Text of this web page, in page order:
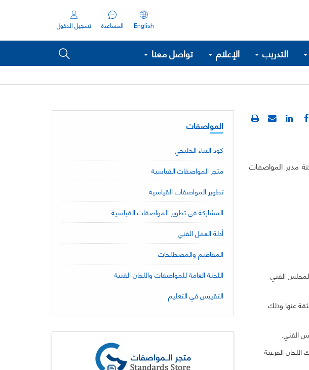
English المساعدة تسجيل الدخول
التدريب الإعلام تواصل معنا
مدير المواصفات
الفني
عنها وذلك
الفني.
الفرعية
المواصفات
كود البناء الخليجي
متجر المواصفات القياسية
تطوير المواصفات القياسية
المشاركة في تطوير المواصفات القياسية
أدلة العمل الفني
المفاهيم والمصطلحات
اللجنة العامة للمواصفات واللجان الفنية
التقييس في التعليم